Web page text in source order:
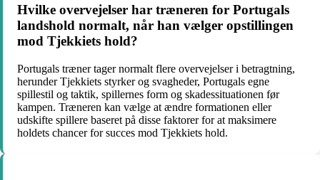
Hvilke overvejelser har træneren for Portugals
landshold normalt, når han vælger opstillingen
mod Tjekkiets hold?
Portugals træner tager normalt flere overvejelser i betragtning,
herunder Tjekkiets styrker og svagheder, Portugals egne
spillestil og taktik, spillernes form og skadessituationen før
kampen. Træneren kan vælge at ændre formationen eller
udskifte spillere baseret på disse faktorer for at maksimere
holdets chancer for succes mod Tjekkiets hold.